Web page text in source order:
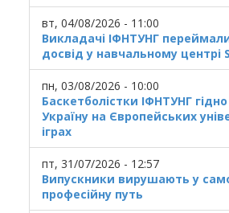
вт, 04/08/2026 - 11:00
Викладачі ІФНТУНГ
досвід у навчальному центрі
пн, 03/08/2026 - 10:00
Баскетболістки ІФНТУНГ
Україну на Європейських
іграх
пт, 31/07/2026 - 12:57
Випускники вирушають у
професійну путь